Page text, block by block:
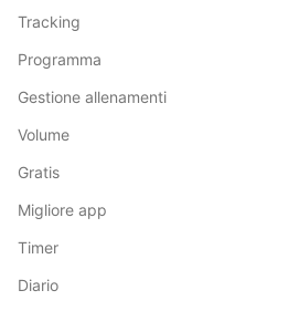
Tracking
Programma
Gestione allenamenti
Volume
Gratis
Migliore app
Timer
Diario